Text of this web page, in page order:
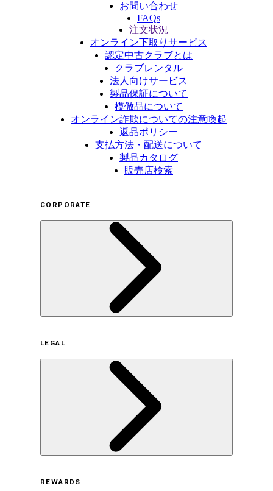
お問い合わせ
FAQs
注文状況
オンライン下取りサービス
認定中古クラブとは
クラブレンタル
法人向けサービス
製品保証について
模倣品について
オンライン詐欺についての注意喚起
返品ポリシー
支払方法・配送について
製品カタログ
販売店検索
CORPORATE
サステナビリティの取り組み（日本）
サステナビリティの取り組み（米国/英語）
ヒストリー
採用情報
LEGAL
REWARDS